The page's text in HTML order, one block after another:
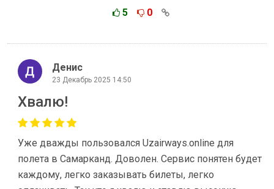
5 0
Денис
23 Декабрь 2025 14:50
Хвалю!
Уже дважды пользовался Uzairways.online для
полета в Самарканд. Доволен. Сервис понятен будет
каждому, легко заказывать билеты, легко